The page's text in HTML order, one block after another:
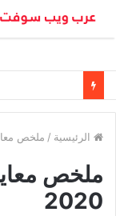
الرئيسية / ملخص
ملخص
2020